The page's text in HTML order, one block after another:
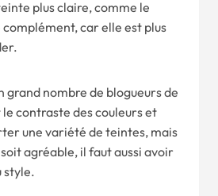
plus claire, comme le
complément, car elle est plus
grand nombre de blogueurs de
contraste des couleurs et
une variété de teintes, mais
agréable, il faut aussi avoir
style.